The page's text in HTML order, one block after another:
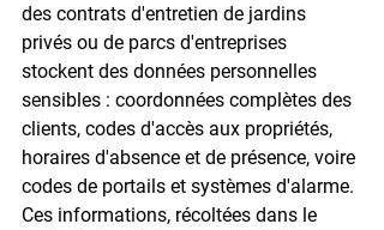
des contrats d'entretien de jardins
privés ou de parcs d'entreprises
stockent des données personnelles
sensibles : coordonnées complètes des
clients, codes d'accès aux propriétés,
horaires d'absence et de présence, voire
codes de portails et systèmes d'alarme.
Ces informations, récoltées dans le